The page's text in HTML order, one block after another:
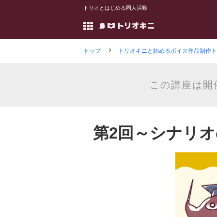
トリオとはじめる同人活動
トップ トリオキニと始めるボイス作品制作
この講座は
第2回～シナリ